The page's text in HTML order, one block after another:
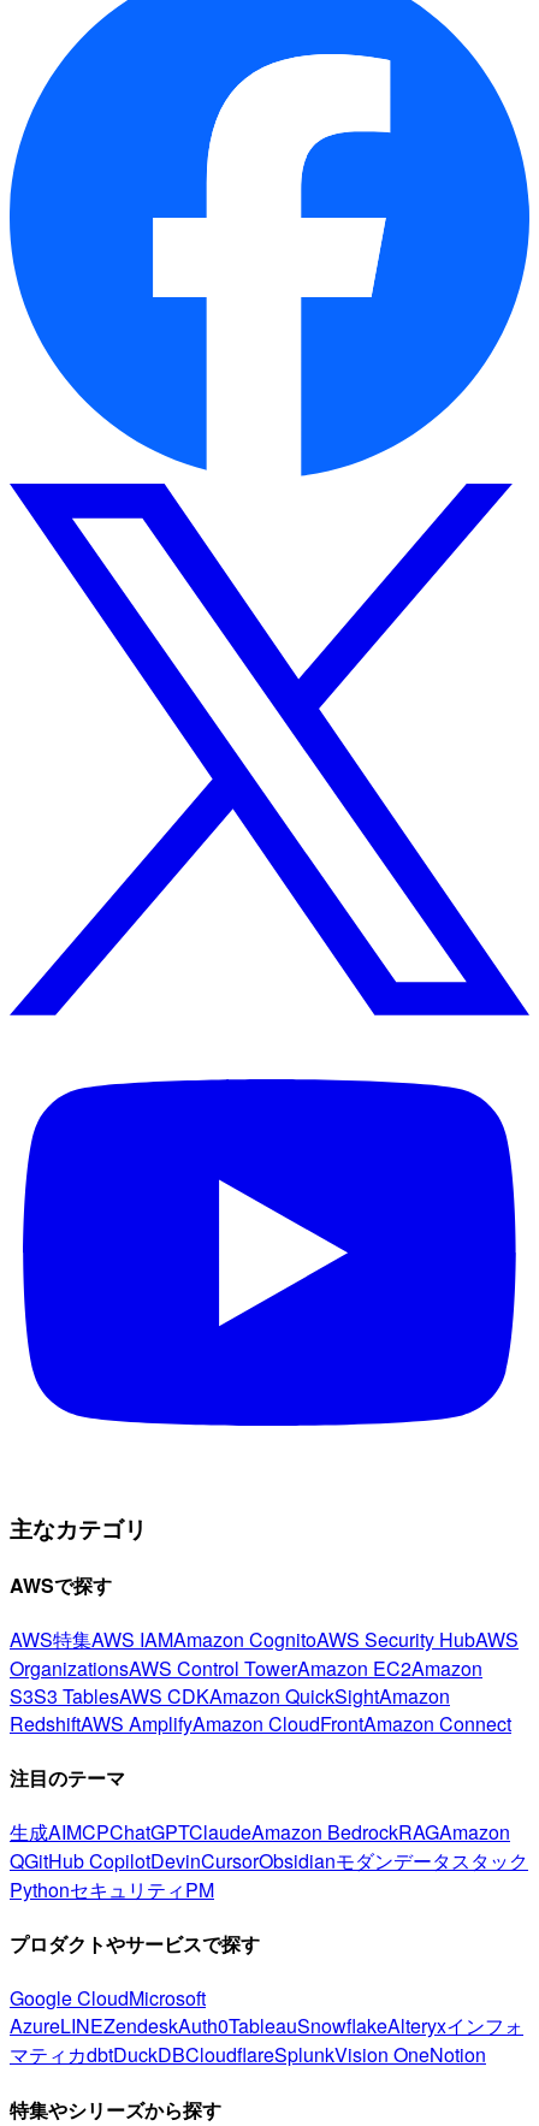
主なカテゴリ
AWSで探す
AWS特集AWS IAMAmazon CognitoAWS Security HubAWS
OrganizationsAWS Control TowerAmazon EC2Amazon
S3S3 TablesAWS CDKAmazon QuickSightAmazon
RedshiftAWS AmplifyAmazon CloudFrontAmazon Connect
注目のテーマ
生成AIMCPChatGPTClaudeAmazon BedrockRAGAmazon
QGitHub CopilotDevinCursorObsidianモダンデータスタック
PythonセキュリティPM
プロダクトやサービスで探す
Google CloudMicrosoft
AzureLINEZendeskAuth0TableauSnowflakeAlteryxインフォ
マティカdbtDuckDBCloudflareSplunkVision OneNotion
特集やシリーズから探す